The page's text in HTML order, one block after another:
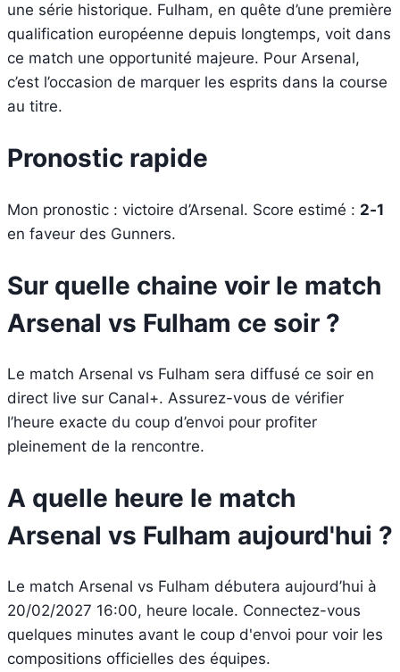
une série historique. Fulham, en quête d’une première
qualification européenne depuis longtemps, voit dans
ce match une opportunité majeure. Pour Arsenal,
c’est l’occasion de marquer les esprits dans la course
au titre.
Pronostic rapide
Mon pronostic : victoire d’Arsenal. Score estimé : 2‑1
en faveur des Gunners.
Sur quelle chaine voir le match
Arsenal vs Fulham ce soir ?
Le match Arsenal vs Fulham sera diffusé ce soir en
direct live sur Canal+. Assurez-vous de vérifier
l’heure exacte du coup d’envoi pour profiter
pleinement de la rencontre.
A quelle heure le match
Arsenal vs Fulham aujourd'hui ?
Le match Arsenal vs Fulham débutera aujourd’hui à
20/02/2027 16:00, heure locale. Connectez-vous
quelques minutes avant le coup d'envoi pour voir les
compositions officielles des équipes.